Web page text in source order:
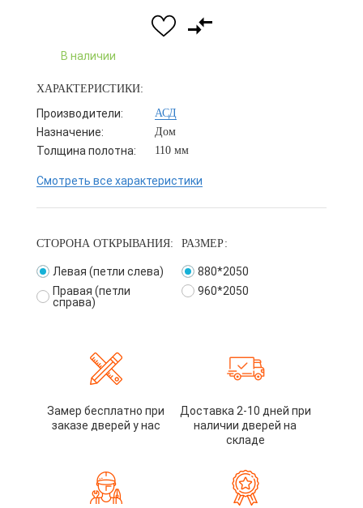
В наличии
ХАРАКТЕРИСТИКИ:
Производители: АСД
Назначение: Дом
Толщина полотна: 110 мм
Смотреть все характеристики
СТОРОНА ОТКРЫВАНИЯ:
Левая (петли слева)
Правая (петли
справа)
РАЗМЕР:
880*2050
960*2050
Замер бесплатно при
заказе дверей у нас
Доставка 2-10 дней при
наличии дверей на
складе